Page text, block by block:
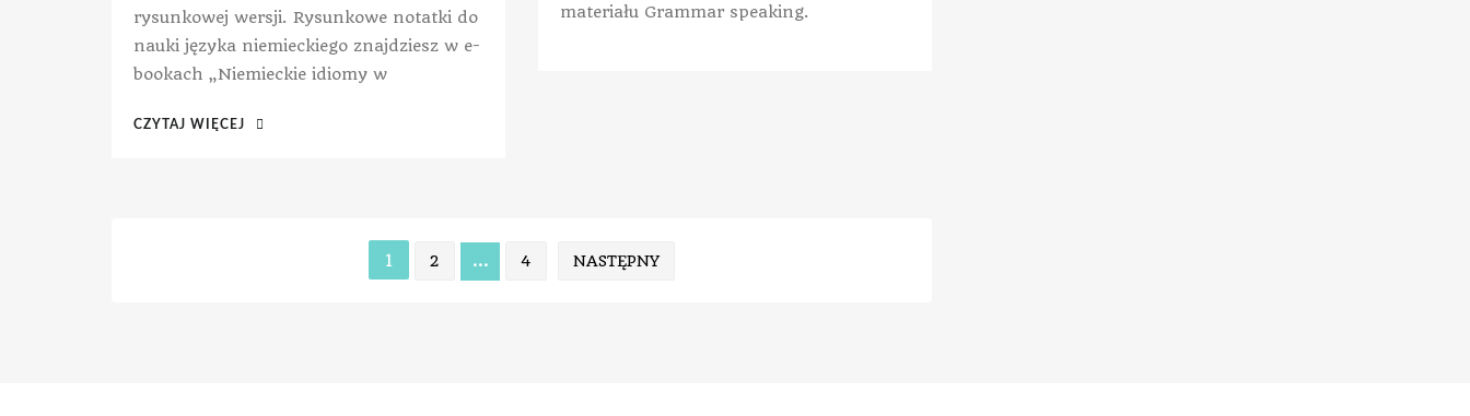
rysunkowej wersji. Rysunkowe notatki do
nauki języka niemieckiego znajdziesz w e-
bookach „Niemieckie idiomy w
CZYTAJ WIĘCEJ
materiału Grammar speaking.
1 2 … 4 NASTĘPNY